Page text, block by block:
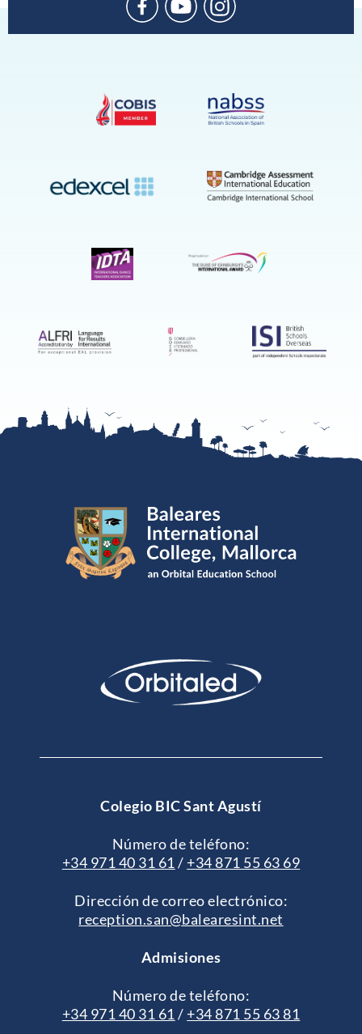
Suscríbete
Colegio BIC Sant Agustí
Número de teléfono:
+34 971 40 31 61 / +34 871 55 63 69
Dirección de correo electrónico:
reception.san@balearesint.net
Admisiones
Número de teléfono:
+34 971 40 31 61 / +34 871 55 63 81